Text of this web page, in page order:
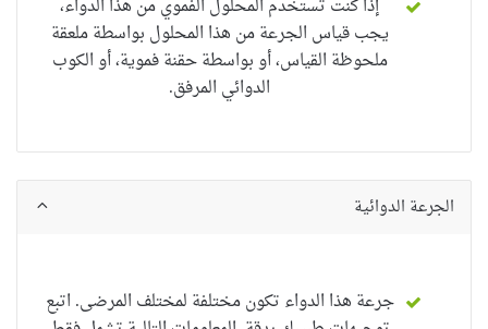
إذا كنت تستخدم المحلول الفموي من هذا الدواء،
يجب قياس الجرعة من هذا المحلول بواسطة ملعقة
ملحوظة القياس، أو بواسطة حقنة فموية، أو الكوب
الدوائي المرفق.
الجرعة الدوائية
جرعة هذا الدواء تكون مختلفة لمختلف المرضى. اتبع